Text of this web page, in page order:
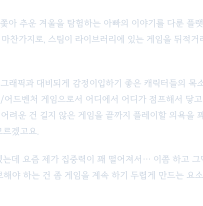
아 추운 겨울을 탐험하는 아빠의 이야기를 다룬 플
마찬가지로, 스팀이 라이브러리에 있는 게임을 뒤적
래픽과 대비되게 감정이입하기 좋은 캐릭터들의 목
드벤처 게임으로서 어디에서 어디가 점프해서 닿
려운 건 길지 않은 게임을 끝까지 플레이할 의욕을
겠고요.
데 요즘 제가 집중력이 꽤 떨어져서… 이쯤 하고 그
야 하는 건 좀 게임을 계속 하기 두렵게 만드는 요